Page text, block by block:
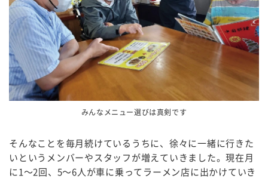
みんなメニュー選びは真剣です
そんなことを毎月続けているうちに、徐々に一緒に行きた
いというメンバーやスタッフが増えていきました。現在月
に1～2回、5～6人が車に乗ってラーメン店に出かけていき